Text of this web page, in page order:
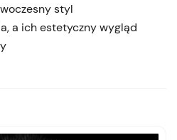
styl
a ich estetyczny wygląd